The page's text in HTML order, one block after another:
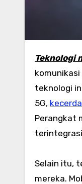
Teknologi
komunikasi
teknologi
5G,
Perangkat
Selain itu,
mereka.